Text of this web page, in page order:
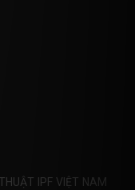
IPF VIỆT NAM